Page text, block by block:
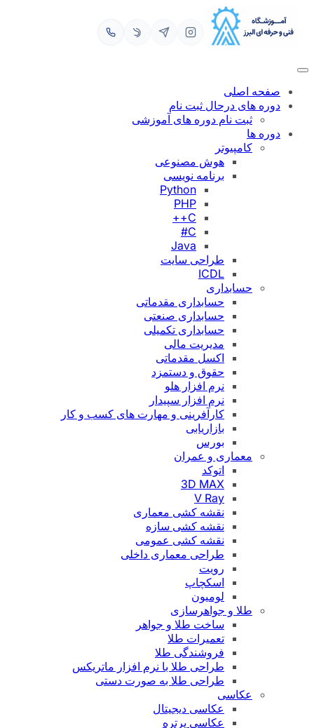
محتوا
صفحه اصلی
دوره های درحال ثبت نام
ثبت نام دوره های آموزشی
دوره ها
کامپیوتر
هوش مصنوعی
برنامه نویسی
Python
PHP
C++
C#
Java
طراحی سایت
ICDL
حسابداری
حسابداری مقدماتی
حسابداری صنعتی
حسابداری تکمیلی
مدیریت مالی
اکسل مقدماتی
حقوق و دستمزد
نرم افزار هلو
نرم افزار سپیدار
کارآفرینی و مهارت های کسب و کار
بازاریابی
بورس
معماری و عمران
اتوکد
3D MAX
V Ray
نقشه کشی معماری
نقشه کشی سازه
نقشه کشی عمومی
طراحی معماری داخلی
رویت
اسکچاپ
لومیون
طلا و جواهرسازی
ساخت طلا و جواهر
تعمیرات طلا
فروشندگی طلا
طراحی طلا با نرم افزار ماتریکس
طراحی طلا به صورت دستی
عکاسی
عکاسی دیجیتال
عکاسی پرتره